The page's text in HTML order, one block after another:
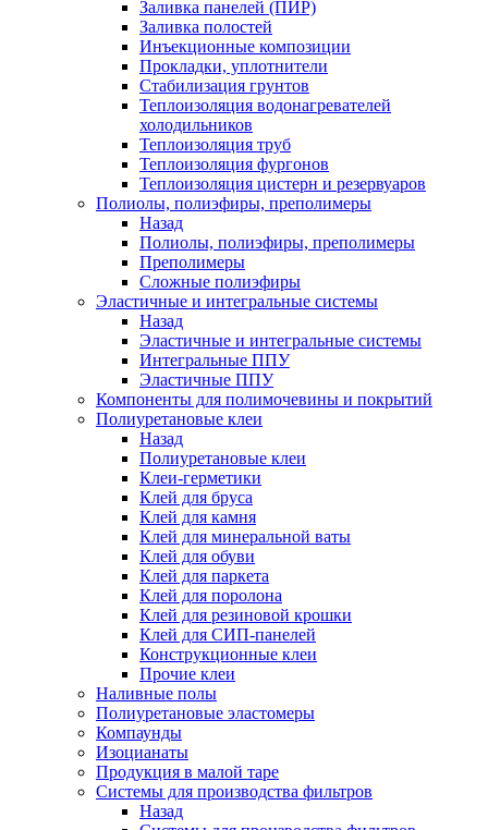
Заливка панелей (ПИР)
Заливка полостей
Инъекционные композиции
Прокладки, уплотнители
Стабилизация грунтов
Теплоизоляция водонагревателей
холодильников
Теплоизоляция труб
Теплоизоляция фургонов
Теплоизоляция цистерн и резервуаров
Полиолы, полиэфиры, преполимеры
Назад
Полиолы, полиэфиры, преполимеры
Преполимеры
Сложные полиэфиры
Эластичные и интегральные системы
Назад
Эластичные и интегральные системы
Интегральные ППУ
Эластичные ППУ
Компоненты для полимочевины и покрытий
Полиуретановые клеи
Назад
Полиуретановые клеи
Клеи-герметики
Клей для бруса
Клей для камня
Клей для минеральной ваты
Клей для обуви
Клей для паркета
Клей для поролона
Клей для резиновой крошки
Клей для СИП-панелей
Конструкционные клеи
Прочие клеи
Наливные полы
Полиуретановые эластомеры
Компаунды
Изоцианаты
Продукция в малой таре
Системы для производства фильтров
Назад